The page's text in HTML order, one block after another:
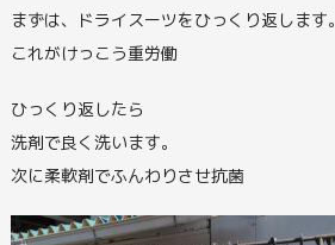
まずは、ドライスーツをひっくり返します。
これがけっこう重労働
ひっくり返したら
洗剤で良く洗います。
次に柔軟剤でふんわりさせ抗菌